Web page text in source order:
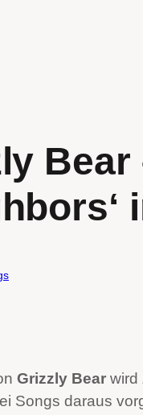
Bear
Grizzly Bear wird
Songs daraus